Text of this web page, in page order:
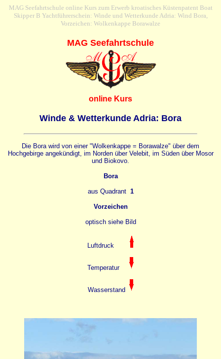
MAG Seefahrtschule online Kurs zum Erwerb kroatisches Küstenpatent Boat
Skipper B Yachtführerschein: Winde und Wetterkunde Adria: Wind Bora,
Vorzeichen: Wolkenkappe Borawalze
MAG Seefahrtschule
online Kurs
Winde & Wetterkunde Adria: Bora
Die Bora wird von einer "Wolkenkappe = Borawalze" über dem
Hochgebirge angekündigt, im Norden über Velebit, im Süden über Mosor
und Biokovo.
Bora
aus Quadrant1
Vorzeichen
optisch siehe Bild
Luftdruck
Temperatur
Wasserstand